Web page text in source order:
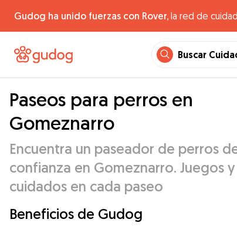
Gudog ha unido fuerzas con Rover, la red de
Buscar
Paseos para perros en
Gomeznarro
Encuentra un paseador de perros
confianza en Gomeznarro. Juegos y
cuidados en cada paseo
Beneficios de Gudog